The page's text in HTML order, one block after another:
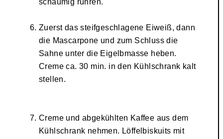
schaumig rühren.
Zuerst das steifgeschlagene Eiweiß, dann
die Mascarpone und zum Schluss die
Sahne unter die Eigelbmasse heben.
Creme ca. 30 min. in den Kühlschrank kalt
stellen.
Creme und abgekühlten Kaffee aus dem
Kühlschrank nehmen. Löffelbiskuits mit